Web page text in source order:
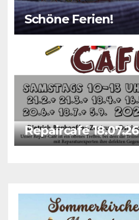
Schöne Ferien!
Repaircafé 18.07.26